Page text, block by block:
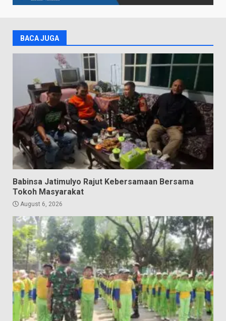
BACA JUGA
Babinsa Jatimulyo Rajut Kebersamaan Bersama
Tokoh Masyarakat
August 6, 2026